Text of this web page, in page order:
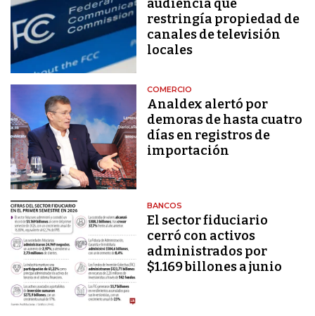
audiencia que
restringía propiedad de
canales de televisión
locales
COMERCIO
Analdex alertó por
demoras de hasta cuatro
días en registros de
importación
BANCOS
El sector fiduciario
cerró con activos
administrados por
$1.169 billones a junio